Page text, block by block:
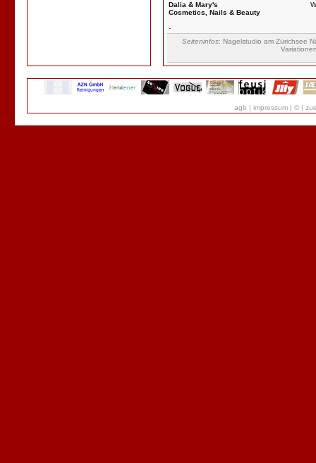
Dalia & Mary's
Cosmetics, Nails & Beauty
-
Seiteninfos: Nagelstudio am Zürichsee
agb | impressum | © |